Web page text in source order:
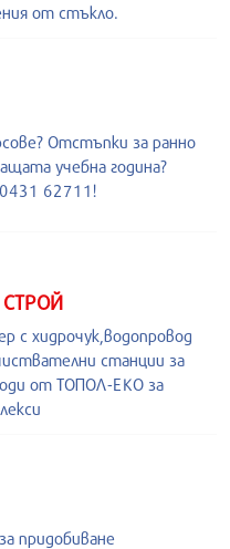
от стъкло.
Отстъпки за ранно
учебна година?
62711!
СТРОЙ
с хидрочук,водопровод
станции за
от ТОПОЛ-ЕКО за
придобиване